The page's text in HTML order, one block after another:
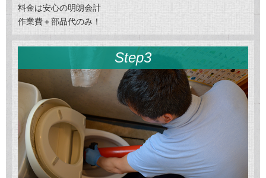
料金は安心の明朗会計
作業費＋部品代のみ！
Step3